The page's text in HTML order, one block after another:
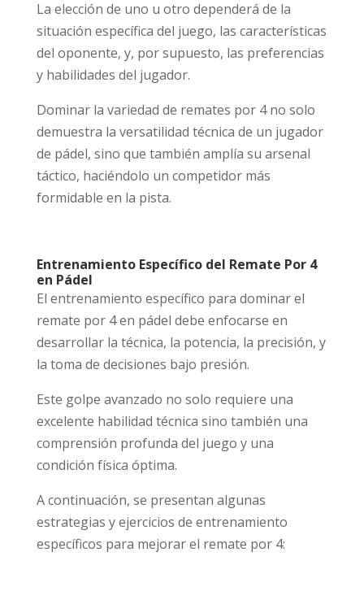
La elección de uno u otro dependerá de la
situación específica del juego, las características
del oponente, y, por supuesto, las preferencias
y habilidades del jugador.
Dominar la variedad de remates por 4 no solo
demuestra la versatilidad técnica de un jugador
de pádel, sino que también amplía su arsenal
táctico, haciéndolo un competidor más
formidable en la pista.
Entrenamiento Específico del Remate Por 4
en Pádel
El entrenamiento específico para dominar el
remate por 4 en pádel debe enfocarse en
desarrollar la técnica, la potencia, la precisión, y
la toma de decisiones bajo presión.
Este golpe avanzado no solo requiere una
excelente habilidad técnica sino también una
comprensión profunda del juego y una
condición física óptima.
A continuación, se presentan algunas
estrategias y ejercicios de entrenamiento
específicos para mejorar el remate por 4: